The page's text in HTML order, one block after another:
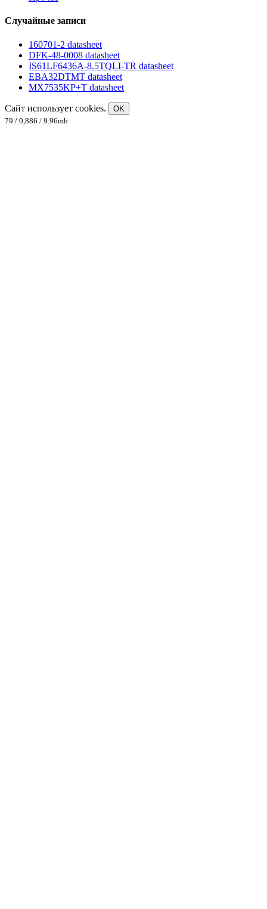
Случайные записи
160701-2 datasheet
DFK-48-0008 datasheet
IS61LF6436A-8.5TQLI-TR datasheet
EBA32DTMT datasheet
MX7535KP+T datasheet
Сайт использует cookies.
OK
79 / 0,886 / 9.96mb